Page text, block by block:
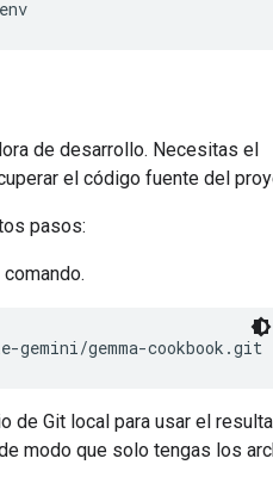
de desarrollo. Necesitas el
el código fuente del
pasos:
de Git local para usar el
modo que solo tengas los